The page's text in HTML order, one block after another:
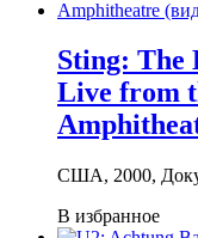
Sting: The
Live from
США, 2000,
В избранное